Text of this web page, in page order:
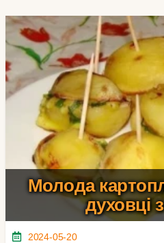
Молода
духовці
2024-05-20